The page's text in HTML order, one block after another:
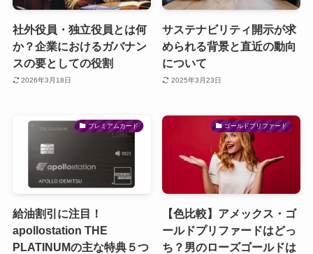
社外役員・独立役員とは何
か？企業におけるガバナン
スの要としての役割
2026年3月18日
サステナビリティ開示が求
められる背景と直近の動向
について
2025年3月23日
プレミアムカード
給油割引に注目！
apollostation THE
PLATINUMの主な特典５つ
ゴールドプリファード
【色比較】アメックス・ゴ
ールドプリファードはどっ
ち？男のローズゴールドは